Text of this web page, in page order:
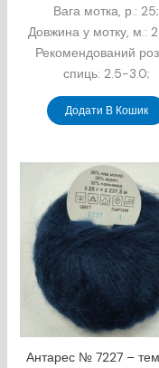
Вага мотка, р.: 25;
Довжина у мотку, м.:
Рекомендований
спиць: 2.5-3.0;
Додати В Кошик
Антарес № 7227 –